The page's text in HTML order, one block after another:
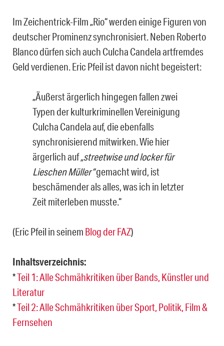
Im Zeichentrick-Film „Rio“ werden einige Figuren von
deutscher Prominenz synchronisiert. Neben Roberto
Blanco dürfen sich auch Culcha Candela artfremdes
Geld verdienen. Eric Pfeil ist davon nicht begeistert:
„Äußerst ärgerlich hingegen fallen zwei
Typen der kulturkriminellen Vereinigung
Culcha Candela auf, die ebenfalls
synchronisierend mitwirken. Wie hier
ärgerlich auf„streetwise und locker für
Lieschen Müller“gemacht wird, ist
beschämender als alles, was ich in letzter
Zeit miterleben musste.“
(Eric Pfeil in seinem Blog der FAZ)
Inhaltsverzeichnis:
*Teil 1: Alle Schmähkritiken über Bands, Künstler und
Literatur
*Teil 2: Alle Schmähkritiken über Sport, Politik, Film &
Fernsehen